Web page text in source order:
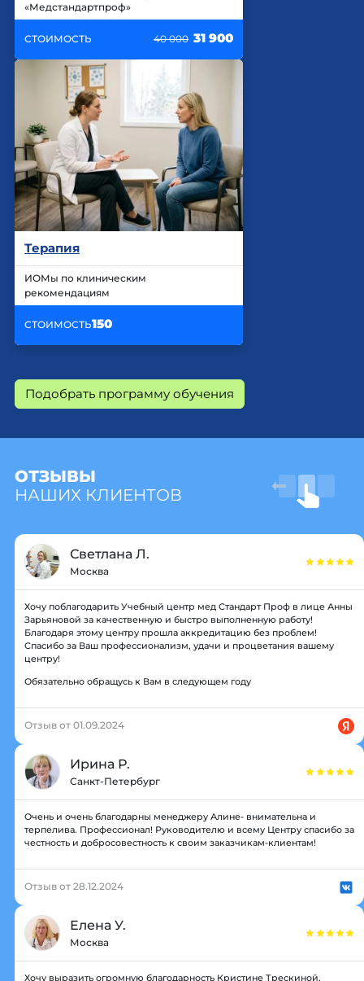
«Медстандартпроф»
СТОИМОСТЬ 40 000 31 900
Терапия
ИОМы по клиническим
рекомендациям
СТОИМОСТЬ150
Подобрать программу обучения
ОТЗЫВЫ
НАШИХ КЛИЕНТОВ
Светлана Л.
Москва
Хочу поблагодарить Учебный центр мед Стандарт Проф в лице Анны
Зарьяновой за качественную и быстро выполненную работу!
Благодаря этому центру прошла аккредитацию без проблем!
Спасибо за Ваш профессионализм, удачи и процветания вашему
центру!
Обязательно обращусь к Вам в следующем году
Отзыв от 01.09.2024
Ирина Р.
Санкт-Петербург
Очень и очень благодарны менеджеру Алине- внимательна и
терпелива. Профессионал! Руководителю и всему Центру спасибо за
честность и добросовестность к своим заказчикам-клиентам!
Отзыв от 28.12.2024
Елена У.
Москва
Хочу выразить огромную благодарность Кристине Трескиной,